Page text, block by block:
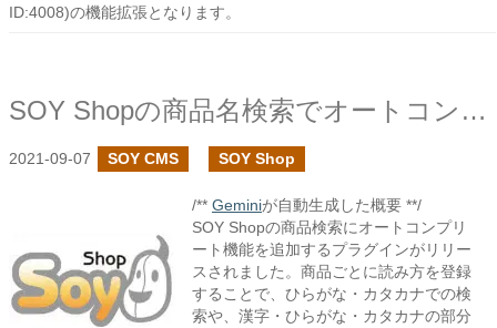
ID:4008)の機能拡張となります。
SOY Shopの商品名検索でオートコンプリートを追加しました
2021-09-07 SOY CMS SOY Shop
/** Geminiが自動生成した概要 **/
SOY Shopの商品検索にオートコンプリ
ート機能を追加するプラグインがリリー
スされました。商品ごとに読み方を登録
することで、ひらがな・カタカナでの検
索や、漢字・ひらがな・カタカナの部分